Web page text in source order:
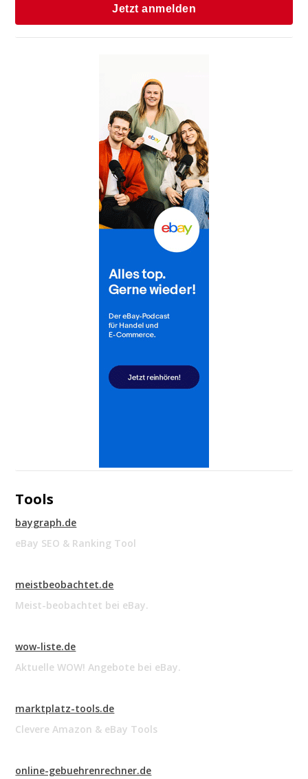
Tools
baygraph.de
eBay SEO & Ranking Tool
meistbeobachtet.de
Meist-beobachtet bei eBay.
wow-liste.de
Aktuelle WOW! Angebote bei eBay.
marktplatz-tools.de
Clevere Amazon & eBay Tools
online-gebuehrenrechner.de